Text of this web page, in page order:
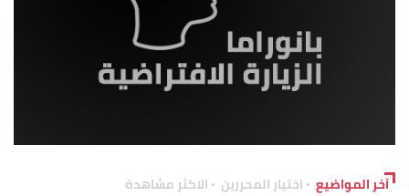
آخر المواضيع اختيار المحررين الاكثر مشاهدة